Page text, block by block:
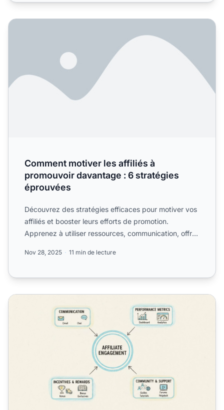
Comment motiver les affiliés à promouvoir davantage : 6
Comment motiver les affiliés à
promouvoir davantage : 6 stratégies
éprouvées
Découvrez des stratégies efficaces pour motiver vos
affiliés et booster leurs efforts de promotion.
Apprenez à utiliser ressources, communication, offres
Nov 28, 2025 11 min de lecture
Comment maintenir l’engagement et la motivation des